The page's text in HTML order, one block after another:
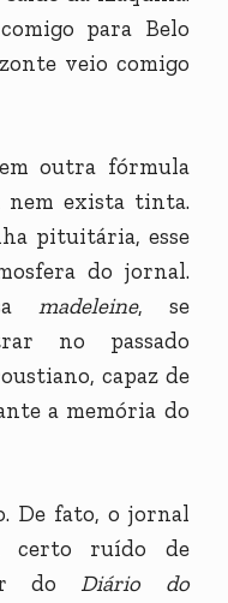
para Belo
veio comigo
outra fórmula
nem exista tinta.
pituitária, esse
do jornal.
madeleine, se
no passado
capaz de
a memória do
De fato, o jornal
certo ruído de
do Diário do